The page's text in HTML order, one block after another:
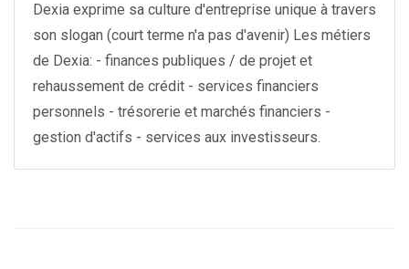
Dexia exprime sa culture d'entreprise unique à travers
son slogan (court terme n'a pas d'avenir) Les métiers
de Dexia: - finances publiques / de projet et
rehaussement de crédit - services financiers
personnels - trésorerie et marchés financiers -
gestion d'actifs - services aux investisseurs.